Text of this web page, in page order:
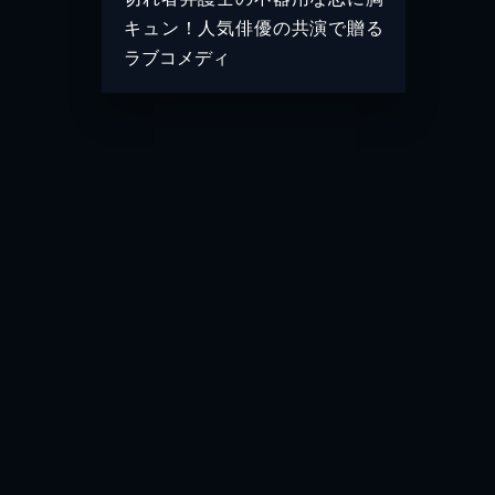
キュン！人気俳優の共演で贈る
ラブコメディ